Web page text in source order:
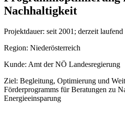
Nachhaltigkeit
Projektdauer: seit 2001; derzeit
Region: Niederösterreich
Kunde: Amt der NÖ Landesregierung
Ziel: Begleitung, Optimierung und
Förderprogramms für Beratungen zu
Energieeinsparung